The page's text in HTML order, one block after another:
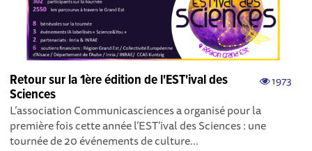
1973
Retour sur la 1ère édition de l'EST'ival des
Sciences
L’association Communicasciences a organisé pour la
première fois cette année l’EST’ival des Sciences : une
tournée de 20 événements de culture...